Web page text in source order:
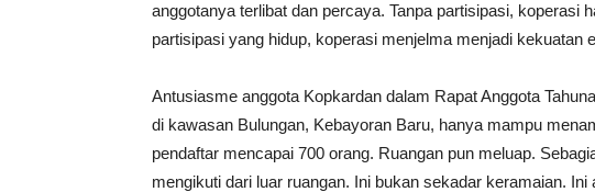
anggotanya terlibat dan percaya. Tanpa partisipasi, koperasi
partisipasi yang hidup, koperasi menjelma menjadi kekuatan
Antusiasme anggota Kopkardan dalam Rapat Anggota
di kawasan Bulungan, Kebayoran Baru, hanya mampu
pendaftar mencapai 700 orang. Ruangan pun meluap.
mengikuti dari luar ruangan. Ini bukan sekadar keramaian.